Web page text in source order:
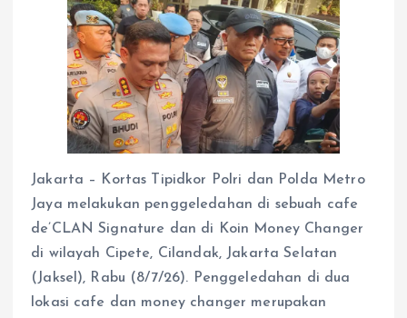
Jakarta – Kortas Tipidkor Polri dan Polda Metro
Jaya melakukan penggeledahan di sebuah cafe
de’CLAN Signature dan di Koin Money Changer
di wilayah Cipete, Cilandak, Jakarta Selatan
(Jaksel), Rabu (8/7/26). Penggeledahan di dua
lokasi cafe dan money changer merupakan